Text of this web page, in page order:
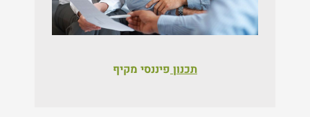
תכנון פיננסי מקיף